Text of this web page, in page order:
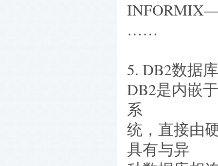
……
5. DB2数据
DB2是内嵌
系
统，直接由
具有与异